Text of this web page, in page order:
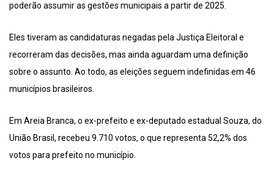
poderão assumir as gestões municipais a partir de 2025.
Eles tiveram as candidaturas negadas pela Justiça Eleitoral e
recorreram das decisões, mas ainda aguardam uma definição
sobre o assunto. Ao todo, as eleições seguem indefinidas em 46
municípios brasileiros.
Em Areia Branca, o ex-prefeito e ex-deputado estadual Souza, do
União Brasil, recebeu 9.710 votos, o que representa 52,2% dos
votos para prefeito no município.